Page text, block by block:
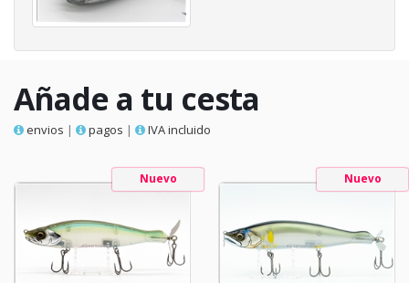
Añade a tu cesta
envios | pagos | IVA incluido
Nuevo Nuevo